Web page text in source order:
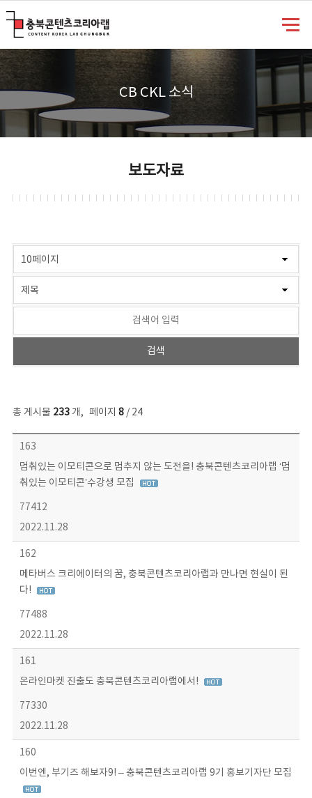
CB CKL 소식
보도자료
총 게시물 233개, 페이지 8/ 24
보도자료 목록 - 번호, 제목, 작성자, 파일, 조회수, 작성일 정보 제공
163
멈춰있는 이모티콘으로 멈추지 않는 도전을! 충북콘텐츠코리아랩 ‘멈
춰있는 이모티콘’수강생 모집
77412
2022.11.28
162
메타버스 크리에이터의 꿈, 충북콘텐츠코리아랩과 만나면 현실이 된
다!
77488
2022.11.28
161
온라인마켓 진출도 충북콘텐츠코리아랩에서!
77330
2022.11.28
160
이번엔, 부기즈 해보자9! – 충북콘텐츠코리아랩 9기 홍보기자단 모집